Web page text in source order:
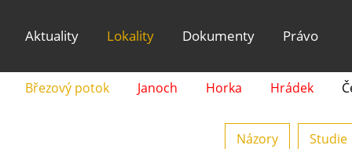
Aktuality Lokality
Březový potok Janoch Horka Hrádek
Dokumenty Právo
Názory Studie